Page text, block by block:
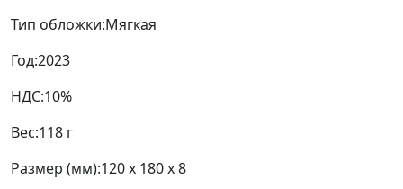
Тип обложки:Мягкая
Год:2023
НДС:10%
Вес:118 г
Размер (мм):120 x 180 x 8